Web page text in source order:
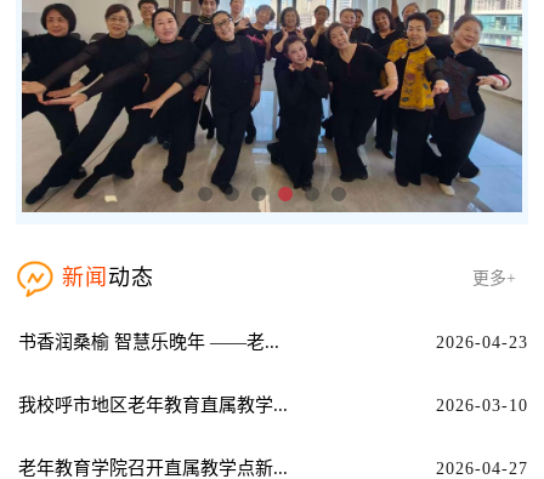
更多+
新闻 动态
2026-04-23
书香润桑榆 智慧乐晚年 ——老...
2026-03-10
我校呼市地区老年教育直属教学...
2026-04-27
老年教育学院召开直属教学点新...